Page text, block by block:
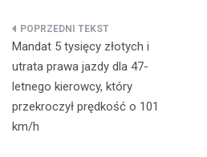
Nawigacja
wpisu
Mandat 5 tysięcy złotych i
utrata prawa jazdy dla 47-
letnego kierowcy, który
przekroczył prędkość o 101
km/h